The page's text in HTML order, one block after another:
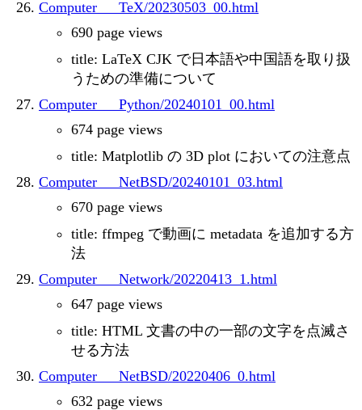
Computer___TeX/20230503_00.html
690 page views
title: LaTeX CJK で日本語や中国語を取り扱
うための準備について
Computer___Python/20240101_00.html
674 page views
title: Matplotlib の 3D plot においての注意点
Computer___NetBSD/20240101_03.html
670 page views
title: ffmpeg で動画に metadata を追加する方
法
Computer___Network/20220413_1.html
647 page views
title: HTML 文書の中の一部の文字を点滅さ
せる方法
Computer___NetBSD/20220406_0.html
632 page views